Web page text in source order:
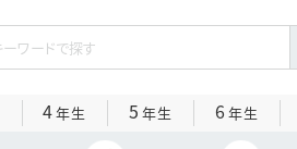
4年生 5 年生 6 年生